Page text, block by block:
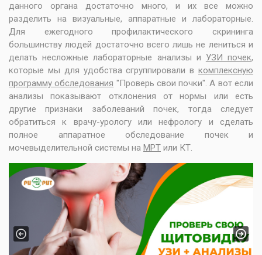
данного органа достаточно много, и их все можно
разделить на визуальные, аппаратные и лабораторные.
Для ежегодного профилактического скрининга
большинству людей достаточно всего лишь не лениться и
делать несложные лабораторные анализы и УЗИ почек,
которые мы для удобства сгруппировали в комплексную
программу обследования "Проверь свои почки". А вот если
анализы показывают отклонения от нормы или есть
другие признаки заболеваний почек, тогда следует
обратиться к врачу-урологу или нефрологу и сделать
полное аппаратное обследование почек и
мочевыделительной системы на МРТ или КТ.
Previous Next